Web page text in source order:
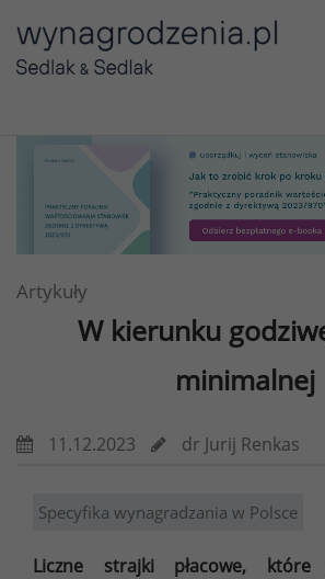
Artykuły
W kierunku
minimalnej
11.12.2023 dr Jurij Renkas
Specyfika wynagradzania w Polsce
Liczne strajki płacowe, które